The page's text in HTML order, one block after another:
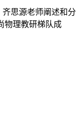
思源老师阐述和分
物理教研梯队成